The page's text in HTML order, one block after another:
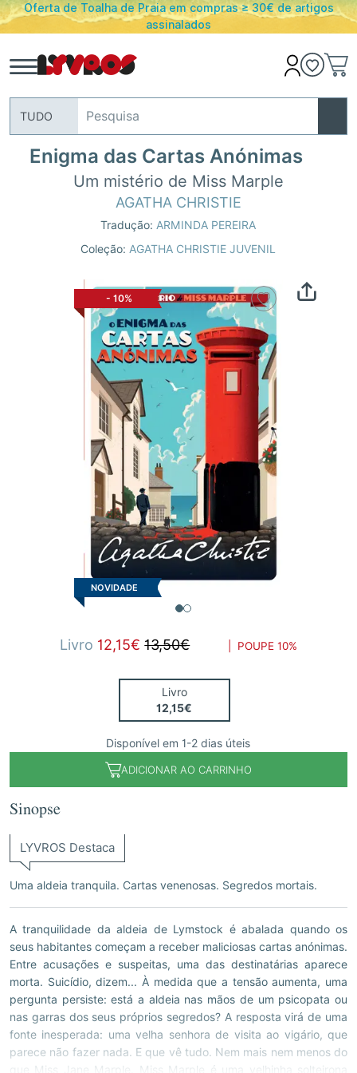
Oferta de Toalha de Praia em compras ≥ 30€ de artigos
assinalados
TUDO
Enigma das Cartas Anónimas
Um mistério de Miss Marple
AGATHA CHRISTIE
Tradução: ARMINDA PEREIRA
Coleção: AGATHA CHRISTIE JUVENIL
- 10%
NOVIDADE
Livro 12,15€ 13,50€ | POUPE 10%
Livro
12,15€
Disponível em 1-2 dias úteis
ADICIONAR AO CARRINHO
Sinopse
LYVROS Destaca
Uma aldeia tranquila. Cartas venenosas. Segredos mortais.
A tranquilidade da aldeia de Lymstock é abalada quando os
seus habitantes começam a receber maliciosas cartas anónimas.
Entre acusações e suspeitas, uma das destinatárias aparece
morta. Suicídio, dizem... À medida que a tensão aumenta, uma
pergunta persiste: está a aldeia nas mãos de um psicopata ou
nas garras dos seus próprios segredos? A resposta virá de uma
fonte inesperada: uma velha senhora de visita ao vigário, que
parece não fazer nada. E que vê tudo. Nem mais nem menos do
que Miss Jane Marple. Miss Marple é uma velhinha solteirona